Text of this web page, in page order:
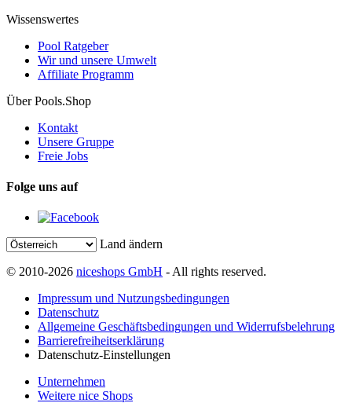
Wissenswertes
Pool Ratgeber
Wir und unsere Umwelt
Affiliate Programm
Über Pools.Shop
Kontakt
Unsere Gruppe
Freie Jobs
Folge uns auf
Land ändern
© 2010-2026 niceshops GmbH - All rights reserved.
Impressum und Nutzungsbedingungen
Datenschutz
Allgemeine Geschäftsbedingungen und Widerrufsbelehrung
Barrierefreiheitserklärung
Datenschutz-Einstellungen
Unternehmen
Weitere nice Shops